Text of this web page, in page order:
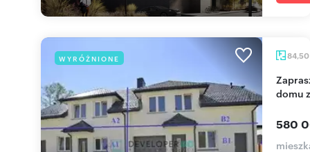
WYRÓŻNIONE 84,50
Zapraszam do nowoczesnego 3-pokojowego
domu
580